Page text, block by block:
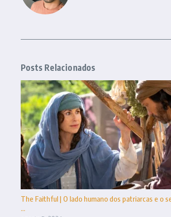
Posts Relacionados
The Faithful | O lado humano dos patriarcas e o